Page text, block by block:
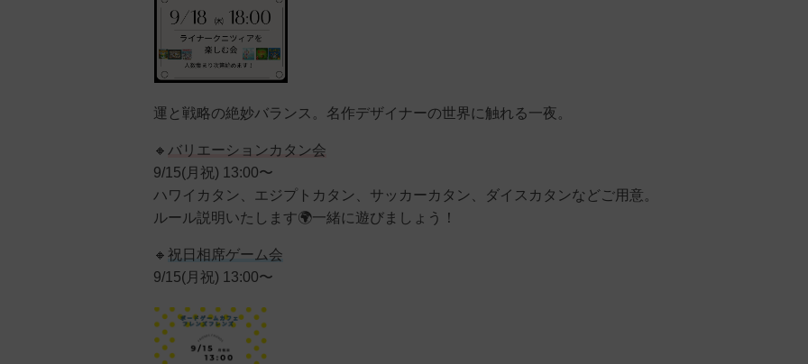
運と戦略の絶妙バランス。名作デザイナーの世界に触れる一夜。
🔸 バリエーションカタン会
9/15(月祝) 13:00〜
ハワイカタン、エジプトカタン、サッカーカタン、ダイスカタンなどご用意。
ルール説明いたします🌍一緒に遊びましょう！
🔸 祝日相席ゲーム会
9/15(月祝) 13:00〜